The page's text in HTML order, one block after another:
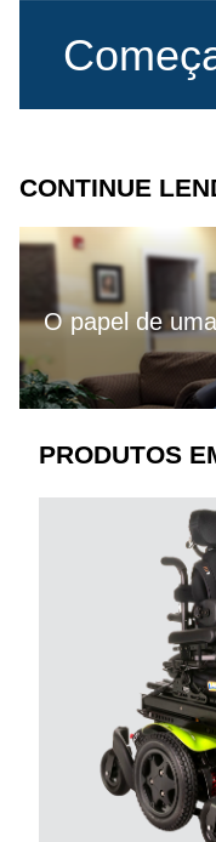
CONTINUE
O papel de
PRODUTOS